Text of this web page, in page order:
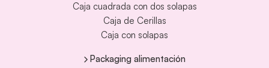
Caja cuadrada con dos solapas
Caja de Cerillas
Caja con solapas
Packaging alimentación